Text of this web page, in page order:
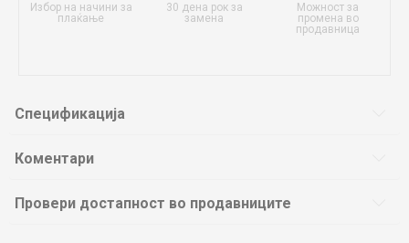
Избор на начини за
плаќање
30 дена рок за
замена
Можност за
промена во
продавница
Спецификација
Коментари
Провери достапност во продавниците